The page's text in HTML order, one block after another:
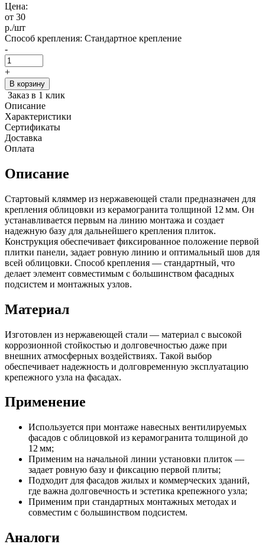
Цена:
от 30
р./шт
Способ крепления: Стандартное крепление
-
+
В корзину
Заказ в 1 клик
Описание
Характеристики
Сертификаты
Доставка
Оплата
Описание
Стартовый кляммер из нержавеющей стали предназначен для
крепления облицовки из керамогранита толщиной 12 мм. Он
устанавливается первым на линию монтажа и создает
надежную базу для дальнейшего крепления плиток.
Конструкция обеспечивает фиксированное положение первой
плитки панели, задает ровную линию и оптимальный шов для
всей облицовки. Способ крепления — стандартный, что
делает элемент совместимым с большинством фасадных
подсистем и монтажных узлов.
Материал
Изготовлен из нержавеющей стали — материал с высокой
коррозионной стойкостью и долговечностью даже при
внешних атмосферных воздействиях. Такой выбор
обеспечивает надежность и долговременную эксплуатацию
крепежного узла на фасадах.
Применение
Используется при монтаже навесных вентилируемых
фасадов с облицовкой из керамогранита толщиной до
12 мм;
Применим на начальной линии установки плиток —
задает ровную базу и фиксацию первой плиты;
Подходит для фасадов жилых и коммерческих зданий,
где важна долговечность и эстетика крепежного узла;
Применим при стандартных монтажных методах и
совместим с большинством подсистем.
Аналоги